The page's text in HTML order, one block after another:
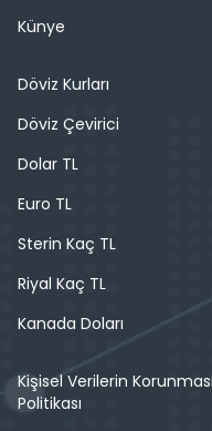
Künye
Döviz Kurları
Döviz Çevirici
Dolar TL
Euro TL
Sterin Kaç TL
Riyal Kaç TL
Kanada Doları
Kişisel Verilerin Korunması
Politikası